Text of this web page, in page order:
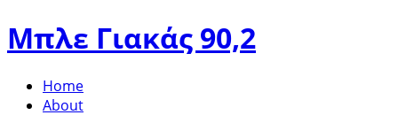
Μπλε Γιακάς 90,2
Home
About